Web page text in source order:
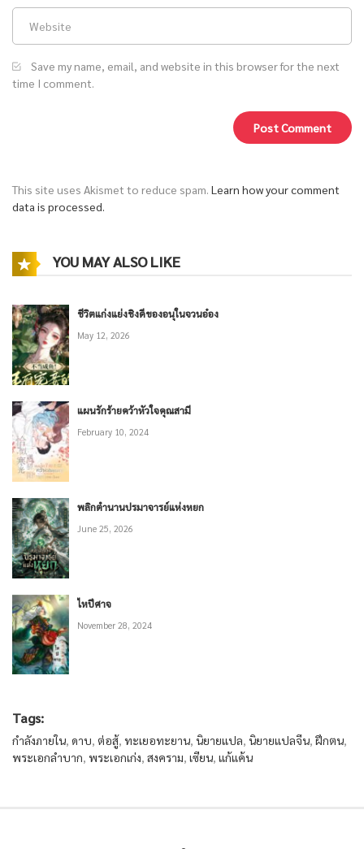
Save my name, email, and website in this browser for the next
time I comment.
This site uses Akismet to reduce spam. Learn how your comment
data is processed.
YOU MAY ALSO LIKE
ชีวิตแก่งแย่งชิงดีของอนุในจวนอ๋อง
May 12, 2026
แผนรักร้ายคว้าหัวใจคุณสามี
February 10, 2024
พลิกตำนานปรมาจารย์แห่งหยก
June 25, 2026
ไหปีศาจ
November 28, 2024
Tags:
กำลังภายใน, ดาบ, ต่อสู้, ทะเยอทะยาน, นิยายแปล, นิยายแปลจีน, ฝึกตน,
พระเอกลำบาก, พระเอกเก่ง, สงคราม, เซียน, แก้แค้น